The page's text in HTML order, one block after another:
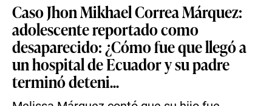
Caso Jhon Mikhael Correa Márquez:
adolescente reportado como
desaparecido: ¿Cómo fue que llegó a
un hospital de Ecuador y su padre
terminó deteni...